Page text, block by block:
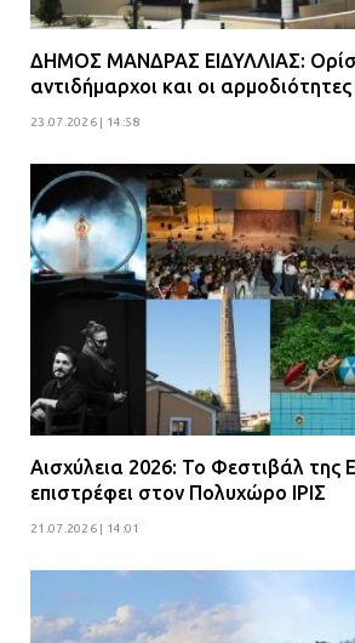
ΔΗΜΟΣ ΜΑΝΔΡΑΣ ΕΙΔΥΛΛΙΑΣ:
αντιδήμαρχοι και οι
23.07.2026 | 14:58
Αισχύλεια 2026: Το Φεστιβάλ της
επιστρέφει στον Πολυχώρο ΙΡΙΣ
21.07.2026 | 14:01